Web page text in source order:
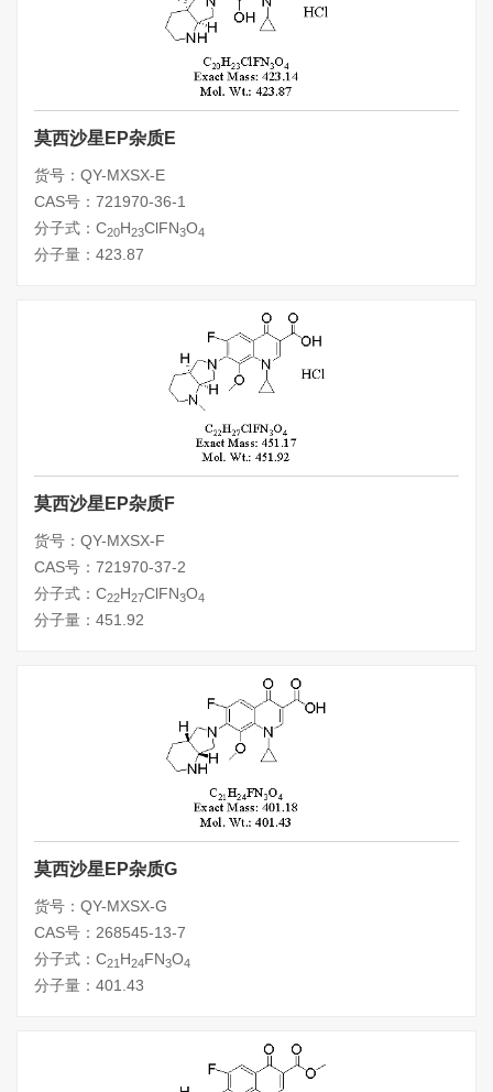
莫西沙星EP杂质E
货号：QY-MXSX-E
CAS号：721970-36-1
分子式：C20H23ClFN3O4
分子量：423.87
莫西沙星EP杂质F
货号：QY-MXSX-F
CAS号：721970-37-2
分子式：C22H27ClFN3O4
分子量：451.92
莫西沙星EP杂质G
货号：QY-MXSX-G
CAS号：268545-13-7
分子式：C21 H24FN3O4
分子量：401.43